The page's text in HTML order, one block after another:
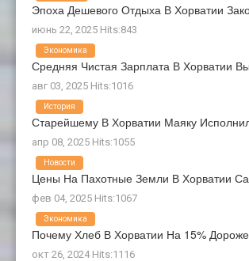
Эпоха Дешевого Отдыха В Хорватии
июнь 22, 2025 Hits:843
Средняя Чистая Зарплата В Хорватии
авг 03, 2025 Hits:1016
Экономика
Старейшему В Хорватии Маяку
апр 08, 2025 Hits:1055
История
Цены На Пахотные Земли В Хорватии
фев 04, 2025 Hits:1067
Новости
Почему Хлеб В Хорватии На 15%
окт 26, 2024 Hits:1116
Экономика